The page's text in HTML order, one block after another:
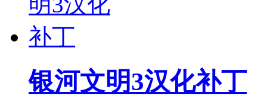
银河文明3汉化补丁